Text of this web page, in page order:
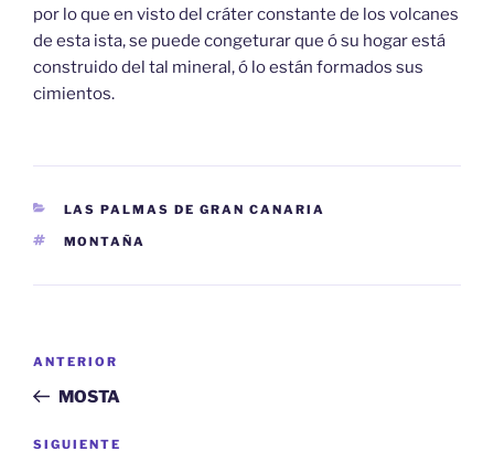
por lo que en visto del cráter constante de los volcanes
de esta ista, se puede congeturar que ó su hogar está
construido del tal mineral, ó lo están formados sus
cimientos.
CATEGORÍAS
LAS PALMAS DE GRAN CANARIA
ETIQUETAS
MONTAÑA
entradas
Entrada
anterior:
ANTERIOR
MOSTA
Siguiente
SIGUIENTE